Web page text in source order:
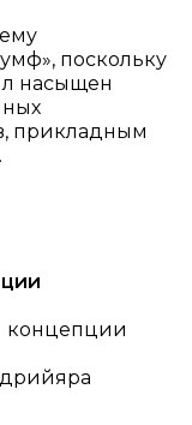
поскольку
насыщен
прикладным
концепции